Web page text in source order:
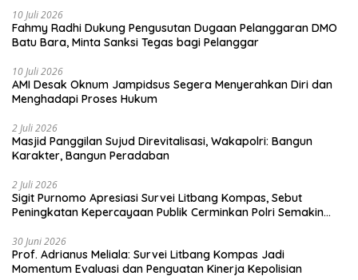
10 Juli 2026
Fahmy Radhi Dukung Pengusutan Dugaan Pelanggaran DMO
Batu Bara, Minta Sanksi Tegas bagi Pelanggar
10 Juli 2026
AMI Desak Oknum Jampidsus Segera Menyerahkan Diri dan
Menghadapi Proses Hukum
2 Juli 2026
Masjid Panggilan Sujud Direvitalisasi, Wakapolri: Bangun
Karakter, Bangun Peradaban
2 Juli 2026
Sigit Purnomo Apresiasi Survei Litbang Kompas, Sebut
Peningkatan Kepercayaan Publik Cerminkan Polri Semakin
30 Juni 2026
Prof. Adrianus Meliala: Survei Litbang Kompas Jadi
Momentum Evaluasi dan Penguatan Kinerja Kepolisian